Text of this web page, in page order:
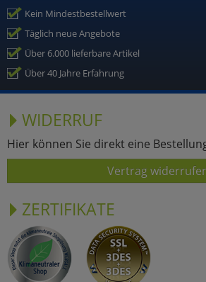
Kein Mindestbestellwert
Täglich neue Angebote
Über 6.000 lieferbare Artikel
Über 40 Jahre Erfahrung
WIDERRUF
Hier können Sie direkt eine
Vertrag
ZERTIFIKATE